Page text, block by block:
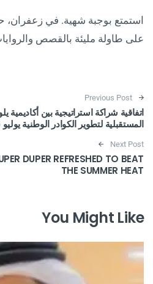
استمتع بوجبة شهية. في زعفران،
على طاولة مليئة بالقصص
Post navigation
Previous Post
اتفاقية شراكة استراتيجية بين
المستقبلية لتطوير الكوادر الوطنية يوليو 2025
Next Post
DUPER REFRESHED TO BEAT
THE SUMMER HEAT
You Might Like